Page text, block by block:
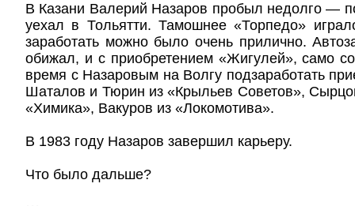
В Казани Валерий Назаров пробыл недолго —
уехал в Тольятти. Тамошнее «Торпедо»
заработать можно было очень прилично.
обижал, и с приобретением «Жигулей», само
время с Назаровым на Волгу подзаработать
Шаталов и Тюрин из «Крыльев Советов»,
«Химика», Вакуров из «Локомотива».
В 1983 году Назаров завершил карьеру.
Что было дальше?